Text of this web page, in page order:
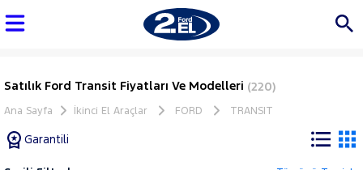
Satılık Ford Transit Fiyatları Ve Modelleri (220)
Ana Sayfa İkinci El Araçlar FORD TRANSIT
Garantili